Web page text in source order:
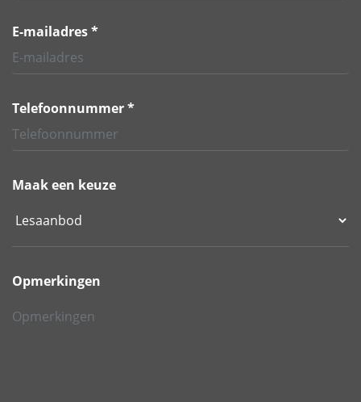
E-mailadres *
Telefoonnummer *
Maak een keuze
Opmerkingen